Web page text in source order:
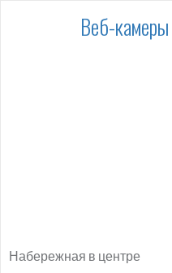
Веб-
Набережная в центре